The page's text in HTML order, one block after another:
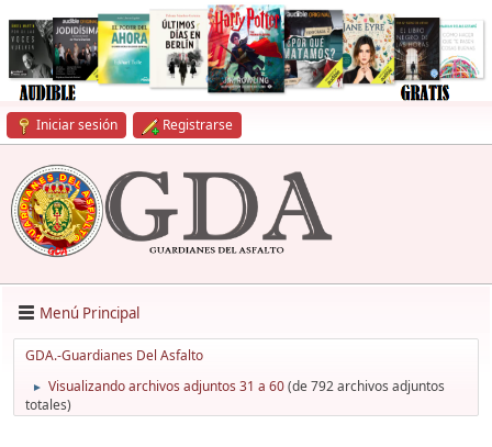
Iniciar sesión Registrarse
Menú Principal
GDA.-Guardianes Del Asfalto
► Visualizando archivos adjuntos 31 a 60(de 792 archivos adjuntos
totales)